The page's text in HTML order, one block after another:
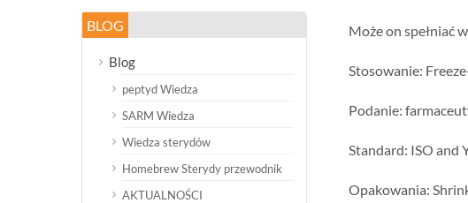
Może on spełniać
Stosowanie:
Podanie:
Standard: ISO and
Opakowania:
BLOG
Blog
peptyd Wiedza
SARM Wiedza
Wiedza sterydów
Homebrew Sterydy przewodnik
AKTUALNOŚCI